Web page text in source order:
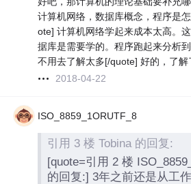
计算机网络，数据库概念，程序是
ote] 计算机网络学起来成本太高。
据库是需要学的。程序跑起来分析
不用去了解太多[/quote] 好的，了解
2018-04-22
ISO_8859_1ORUTF_8
引用 3 楼 Tobina 的回复:
[quote=引用 2 楼
的回复:] 3年之前还是从工